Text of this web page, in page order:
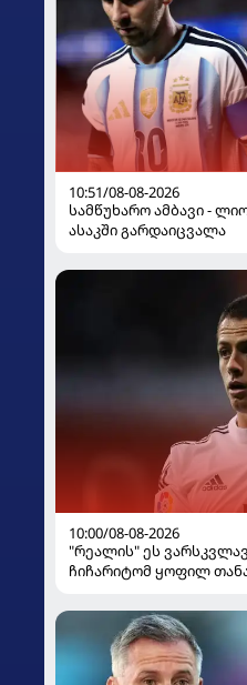
10:51/08-08-2026
სამწუხარო ამბავი -
ასაკში გარდაიცვალა
10:00/08-08-2026
"რეალის" ეს
ჩიჩარიტომ ყოფილ